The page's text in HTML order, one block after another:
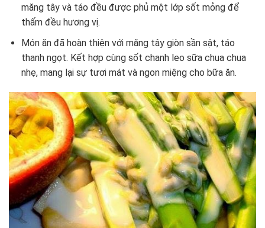
măng tây và táo đều được phủ một lớp sốt mỏng để
thấm đều hương vị.
Món ăn đã hoàn thiện với măng tây giòn sần sật, táo
thanh ngọt. Kết hợp cùng sốt chanh leo sữa chua chua
nhẹ, mang lại sự tươi mát và ngon miệng cho bữa ăn.